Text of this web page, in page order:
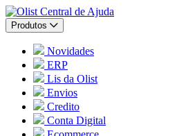
Central de Ajuda
Produtos
Novidades
ERP
Lis da Olist
Envios
Credito
Conta Digital